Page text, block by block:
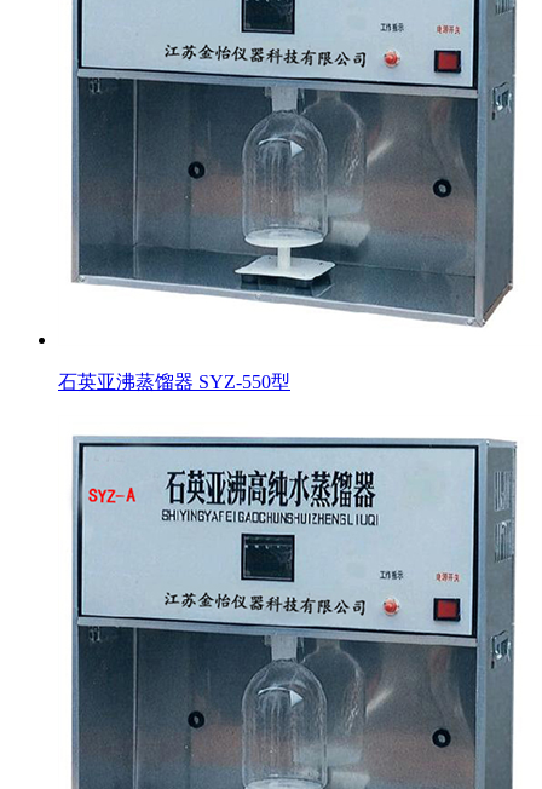
石英亚沸蒸馏器 SYZ-550型